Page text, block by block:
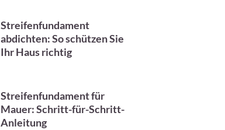
Streifenfundament
abdichten: So schützen Sie
Ihr Haus richtig
Streifenfundament für
Mauer: Schritt-für-Schritt-
Anleitung